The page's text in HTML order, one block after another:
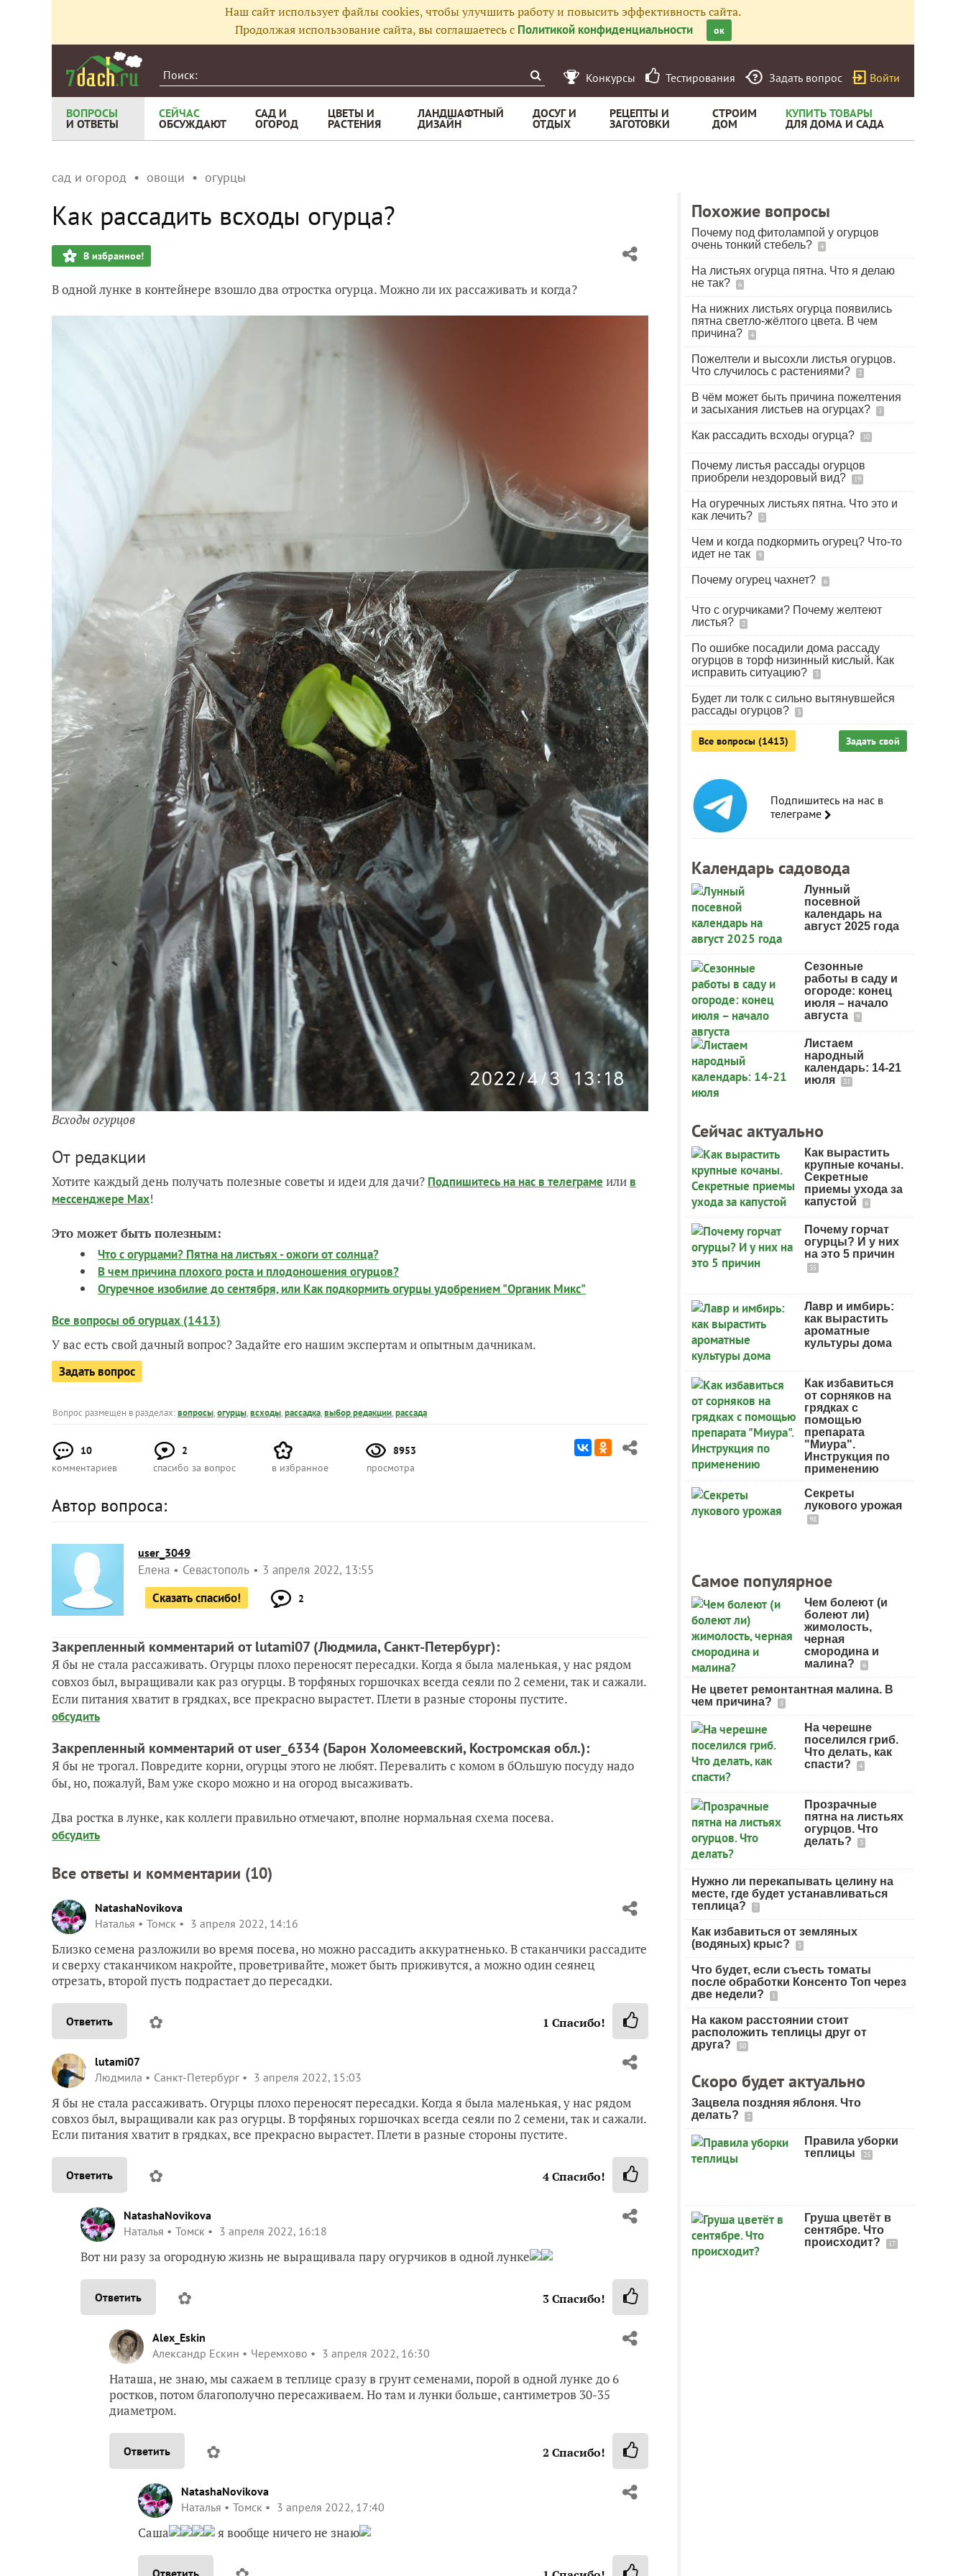
Наш сайт использует файлы cookies, чтобы улучшить работу и повысить эффективность сайта.
Продолжая использование сайта, вы соглашаетесь с Политикой конфиденциальности ок
Конкурсы Тестирования Задать вопрос Войти
ВОПРОСЫ
И ОТВЕТЫ
СЕЙЧАС
ОБСУЖДАЮТ
САД И
ОГОРОД
ЦВЕТЫ И
РАСТЕНИЯ
ЛАНДШАФТНЫЙ
ДИЗАЙН
ДОСУГ И
ОТДЫХ
РЕЦЕПТЫ И
ЗАГОТОВКИ
СТРОИМ
ДОМ
КУПИТЬ ТОВАРЫ
ДЛЯ ДОМА И САДА
сад и огород овощи огурцы
Как рассадить всходы огурца?
В избранное!
В одной лунке в контейнере взошло два отростка огурца. Можно ли их рассаживать и когда?
Всходы огурцов
От редакции
Хотите каждый день получать полезные советы и идеи для дачи? Подпишитесь на нас в телеграме или в
мессенджере Max!
Это может быть полезным:
Что с огурцами? Пятна на листьях - ожоги от солнца?
В чем причина плохого роста и плодоношения огурцов?
Огуречное изобилие до сентября, или Как подкормить огурцы удобрением "Органик Микс"
Все вопросы об огурцах (1413)
У вас есть свой дачный вопрос? Задайте его нашим экспертам и опытным дачникам.
Задать вопрос
Вопрос размещен в разделах:вопросы,огурцы,всходы,рассадка,выбор редакции,рассада
10
комментариев
2
спасибо за вопрос
в избранное
8953
просмотра
Автор вопроса:
user_3049
Елена Севастополь
3 апреля 2022, 13:55
Сказать спасибо!
2
Закрепленный комментарий от lutami07(Людмила, Санкт-Петербург):
Я бы не стала рассаживать. Огурцы плохо переносят пересадки. Когда я была маленькая, у нас рядом
совхоз был, выращивали как раз огурцы. В торфяных горшочках всегда сеяли по 2 семени, так и сажали.
Если питания хватит в грядках, все прекрасно вырастет. Плети в разные стороны пустите.
обсудить
Закрепленный комментарий от user_6334 (Барон Холомеевский, Костромская обл.):
Я бы не трогал. Повредите корни, огурцы этого не любят. Перевалить с комом в бОльшую посуду надо
бы, но, пожалуй, Вам уже скоро можно и на огород высаживать.
Два ростка в лунке, как коллеги правильно отмечают, вполне нормальная схема посева.
обсудить
Все ответы и комментарии (10)
NatashaNovikova
Наталья
Томск 3 апреля 2022, 14:16
Близко семена разложили во время посева, но можно рассадить аккуратненько. В стаканчики рассадите
и сверху стаканчиком накройте, проветривайте, может быть приживутся, а можно один сеянец
отрезать, второй пусть подрастает до пересадки.
Ответить ✿ 1 Спасибо!
lutami07
Людмила
Санкт-Петербург 3 апреля 2022, 15:03
Я бы не стала рассаживать. Огурцы плохо переносят пересадки. Когда я была маленькая, у нас рядом
совхоз был, выращивали как раз огурцы. В торфяных горшочках всегда сеяли по 2 семени, так и сажали.
Если питания хватит в грядках, все прекрасно вырастет. Плети в разные стороны пустите.
Ответить ✿ 4Спасибо!
NatashaNovikova
Наталья
Томск 3 апреля 2022, 16:18
Вот ни разу за огородную жизнь не выращивала пару огурчиков в одной лунке
Ответить ✿ 3Спасибо!
Alex_Eskin
Александр Ескин
Черемхово 3 апреля 2022, 16:30
Наташа, не знаю, мы сажаем в теплице сразу в грунт семенами, порой в одной лунке до 6
ростков, потом благополучно пересаживаем. Но там и лунки больше, сантиметров 30-35
диаметром.
Ответить ✿ 2 Спасибо!
NatashaNovikova
Наталья
Томск 3 апреля 2022, 17:40
Саша я вообще ничего не знаю
Ответить
Похожие вопросы
Почему под фитолампой у огурцов
очень тонкий стебель?
4
На листьях огурца пятна. Что я делаю
не так?
6
На нижних листьях огурца появились
пятна светло-жёлтого цвета. В чем
причина?
4
Пожелтели и высохли листья огурцов.
Что случилось с растениями?
2
В чём может быть причина пожелтения
и засыхания листьев на огурцах?
1
Как рассадить всходы огурца? 10
Почему листья рассады огурцов
приобрели нездоровый вид?
19
На огуречных листьях пятна. Что это и
как лечить?
2
Чем и когда подкормить огурец? Что-то
идет не так
9
Почему огурец чахнет? 6
Что с огурчиками? Почему желтеют
листья?
2
По ошибке посадили дома рассаду
огурцов в торф низинный кислый. Как
исправить ситуацию?
3
Будет ли толк с сильно вытянувшейся
рассады огурцов?
3
Все вопросы (1413) Задать свой
Подпишитесь на нас в
телеграме
Календарь садовода
Лунный
посевной
календарь на
август 2025 года
Сезонные
работы в саду и
огороде: конец
июля – начало
августа
9
Листаем
народный
календарь: 14-21
июля
31
Сейчас актуально
Как вырастить
крупные кочаны.
Секретные
приемы ухода за
капустой
6
Почему горчат
огурцы? И у них
на это 5 причин
35
Лавр и имбирь:
как вырастить
ароматные
культуры дома
Как избавиться
от сорняков на
грядках с
помощью
препарата
"Миура".
Инструкция по
применению
Секреты
лукового урожая
98
Самое популярное
Чем болеют (и
болеют ли)
жимолость,
черная
смородина и
малина?
6
Не цветет ремонтантная малина. В
чем причина?
5
На черешне
поселился гриб.
Что делать, как
спасти?
4
Прозрачные
пятна на листьях
огурцов. Что
делать?
3
Нужно ли перекапывать целину на
месте, где будет устанавливаться
теплица?
7
Как избавиться от земляных
(водяных) крыс?
3
Что будет, если съесть томаты
после обработки Консенто Топ через
две недели?
1
На каком расстоянии стоит
расположить теплицы друг от
друга?
50
Скоро будет актуально
Зацвела поздняя яблоня. Что
делать?
2
Правила уборки
теплицы
25
Груша цветёт в
сентябре. Что
происходит?
17